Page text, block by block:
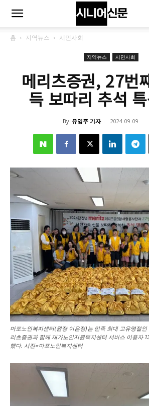
홈 지역뉴스 시민사회
지역뉴스 시민사회
메리츠증권, 27번
득 보따리 추석
By 유영주 기자 - 2024-09-09
마포노인복지센터(원장 이은정)는 민족 최대 고유명절
리츠증권과 함께 재가노인지원복지센터 서비스 이용자
했다. 사진=마포노인복지센터